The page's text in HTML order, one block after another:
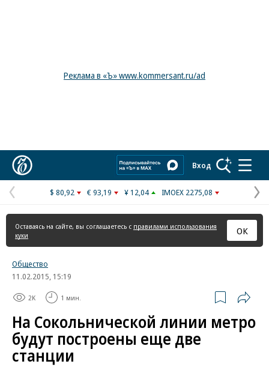
Реклама в «Ъ» www.kommersant.ru/ad
Вход
Предыдущая
страница
$ 80,92 € 93,19 ¥ 12,04 IMOEX 2275,08
Оставаясь на сайте, вы соглашаетесь с правилами использования
куки
ОК
Общество
11.02.2015, 15:19
2K 1 мин.
На Сокольнической линии метро
будут построены еще две
станции